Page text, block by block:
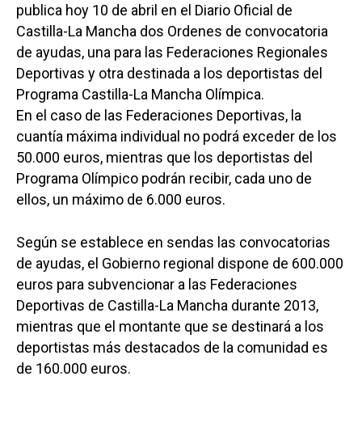
publica hoy 10 de abril en el Diario Oficial de
Castilla-La Mancha dos Ordenes de convocatoria
de ayudas, una para las Federaciones Regionales
Deportivas y otra destinada a los deportistas del
Programa Castilla-La Mancha Olímpica.
En el caso de las Federaciones Deportivas, la
cuantía máxima individual no podrá exceder de los
50.000 euros, mientras que los deportistas del
Programa Olímpico podrán recibir, cada uno de
ellos, un máximo de 6.000 euros.
Según se establece en sendas las convocatorias
de ayudas, el Gobierno regional dispone de 600.000
euros para subvencionar a las Federaciones
Deportivas de Castilla-La Mancha durante 2013,
mientras que el montante que se destinará a los
deportistas más destacados de la comunidad es
de 160.000 euros.